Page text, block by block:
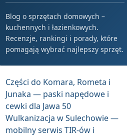
Blog o sprzętach domowych –
kuchennych i łazienkowych.
Recenzje, rankingi i porady, które
pomagają wybrać najlepszy sprzęt.
Części do Komara, Rometa i
Junaka — paski napędowe i
cewki dla Jawa 50
Wulkanizacja w Sulechowie —
mobilny serwis TIR-ów i